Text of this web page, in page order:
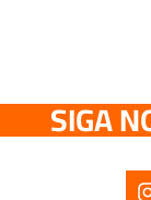
SIGA